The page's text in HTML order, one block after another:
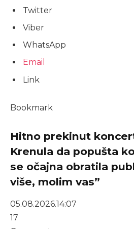
Twitter
Viber
WhatsApp
Email
Link
Bookmark
Hitno prekinut
Krenula da popušta
se očajna obratila
više, molim vas”
05.08.2026.14:07
17